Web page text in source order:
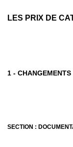
LES PRIX DE
1 -
SECTION :